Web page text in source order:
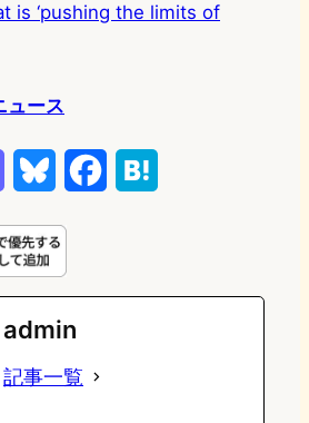
is ‘pushing the limits of
ュース
s
t
o
d
u
e
s
k
e
e
admin
記事一覧